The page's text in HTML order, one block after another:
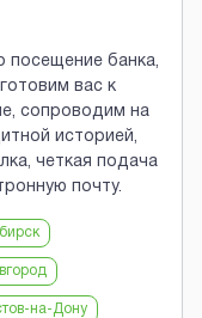
посещение банка,
вас к
сопроводим на
историей,
четкая подача
почту.
на-Дону